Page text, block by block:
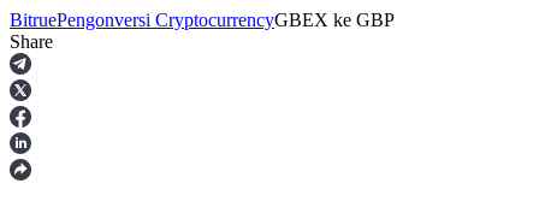
Berjangka
BitruePengonversi CryptocurrencyGBEX ke GBP
Share